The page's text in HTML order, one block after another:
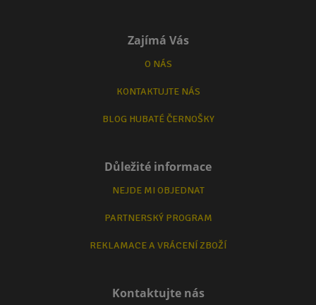
Zajímá Vás
O NÁS
KONTAKTUJTE NÁS
BLOG HUBATÉ ČERNOŠKY
Důležité informace
NEJDE MI OBJEDNAT
PARTNERSKÝ PROGRAM
REKLAMACE A VRÁCENÍ ZBOŽÍ
Kontaktujte nás